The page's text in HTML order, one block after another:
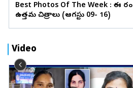
Best Photos Of The Week : ఈ వారం
ఉత్తమ చిత్రాలు (ఆగస్టు 09- 16)
Video